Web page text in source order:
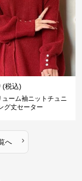
(税込)
ューム袖ニットチュニ
グ丈セーター
へ ›